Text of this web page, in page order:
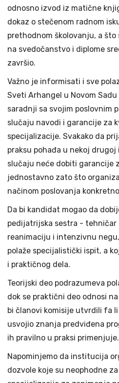
odnosno izvod iz matične
dokaz o stečenom radnom
prethodnom školovanju, a
na svedočanstvo i diplome
završio.
Važno je informisati i sve
Sveti Arhangel u Novom
saradnji sa svojim poslovnim
slučaju navodi i garancije za
specijalizacije. Svakako da
praksu pohađa u nekoj
slučaju neće dobiti garancije
jednostavno zato što
načinom poslovanja
Da bi kandidat mogao da
pedijatrijska sestra - tehničar
reanimaciju i intenzivnu
polaže specijalistički ispit, a
i praktičnog dela.
Teorijski deo podrazumeva
dok se praktični deo odnosi
bi članovi komisije utvrdili fa
usvojio znanja predviđena
ih pravilno u praksi primenjuje.
Napominjemo da institucija
dozvole koje su neophodne